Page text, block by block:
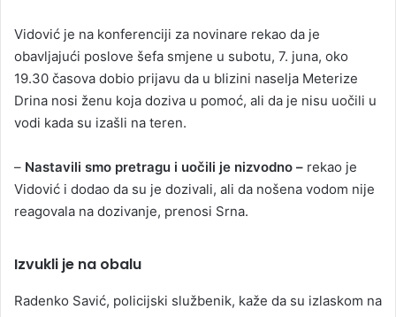
Vidović je na konferenciji za novinare rekao da je
obavljajući poslove šefa smjene u subotu, 7. juna, oko
19.30 časova dobio prijavu da u blizini naselja Meterize
Drina nosi ženu koja doziva u pomoć, ali da je nisu uočili u
vodi kada su izašli na teren.
– Nastavili smo pretragu i uočili je nizvodno – rekao je
Vidović i dodao da su je dozivali, ali da nošena vodom nije
reagovala na dozivanje, prenosi Srna.
Izvukli je na obalu
Radenko Savić, policijski službenik, kaže da su izlaskom na